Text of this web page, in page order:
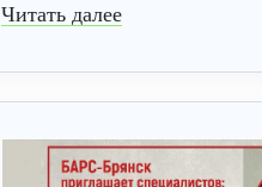
Читать далее